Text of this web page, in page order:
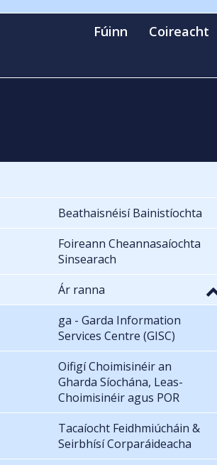
Fúinn Coireacht
Beathaisnéisí Bainistíochta
Foireann Cheannasaíochta
Sinsearach
Ár ranna
ga - Garda Information
Services Centre (GISC)
Oifigí Choimisinéir an
Gharda Síochána, Leas-
Choimisinéir agus POR
Tacaíocht Feidhmiúcháin &
Seirbhísí Corparáideacha